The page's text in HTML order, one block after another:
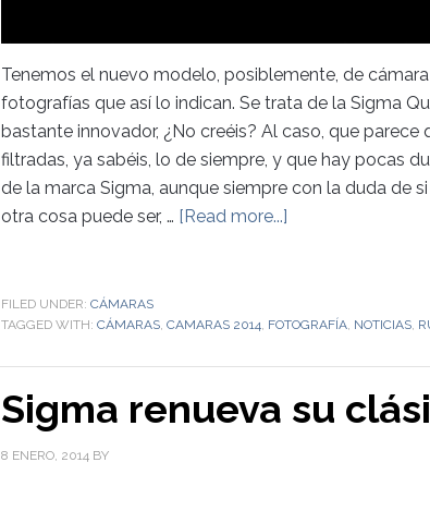
Tenemos el nuevo modelo, posiblemente, de
fotografías que así lo indican. Se trata de la Sigma
bastante innovador, ¿No creéis? Al caso, que
filtradas, ya sabéis, lo de siempre, y que hay pocas
de la marca Sigma, aunque siempre con la duda de
otra cosa puede ser, … [Read more...]
FILED UNDER: CÁMARAS
TAGGED WITH: CÁMARAS CAMARAS 2014 FOTOGRAFÍA NOTICIAS
Sigma renueva su
8 ENERO, 2014 BY